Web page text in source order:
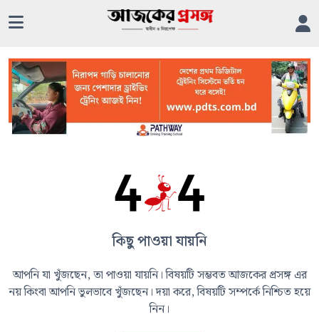
কিছু পাওয়া যায়নি
আপনি যা খুঁজছেন, তা পাওয়া যায়নি। বিষয়টি সম্ভবত আজকের প্রসঙ্গ এর
নয় কিংবা আপনি ভুলভাবে খুঁজছেন। দয়া করে, বিষয়টি সম্পর্কে নিশ্চিত হয়ে
নিন।